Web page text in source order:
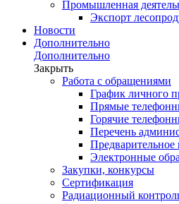
Промышленная
Экспорт
Новости
Дополнительно
Дополнительно
Закрыть
Работа с обращениями
График личного
Прямые
Горячие
Перечень
Предварительное
Электронные
Закупки, конкурсы
Сертификация
Радиационный